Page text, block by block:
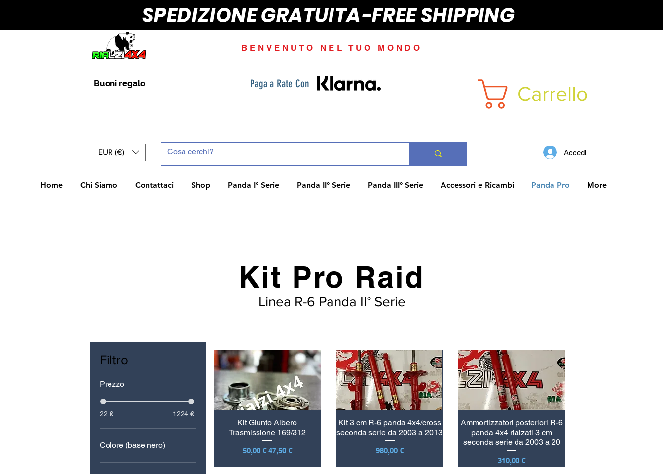
SPEDIZIONE GRATUITA-FREE SHIPPING
Buoni regalo
BENVENUTO NEL TUO MONDO
Paga a Rate Con Carrello
EUR (€) Accedi
Home Chi Siamo Contattaci Shop Panda I° Serie Panda II° Serie Panda III° Serie Accessori e Ricambi Panda Pro More
Kit Pro Raid
Linea R-6 Panda II° Serie
Filtro
Prezzo
22 € 1224 €
Colore (base nero)
Kit Giunto Albero
Trasmissione 169/312
Prezzo regolare
50,00 € Prezzo scontato
47,50 €
Kit 3 cm R-6 panda 4x4/cross
seconda serie da 2003 a 2013
Prezzo
980,00 €
Ammortizzatori posteriori R-6
panda 4x4 rialzati 3 cm
seconda serie da 2003 a 20
Prezzo
310,00 €